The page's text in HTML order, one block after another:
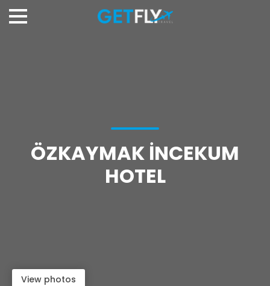
ÖZKAYMAK İNCEKUM
HOTEL
View photos